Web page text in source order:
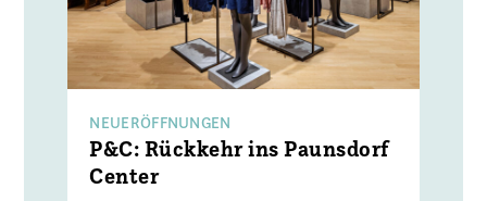
NEUERÖFFNUNGEN
P&C: Rückkehr ins Paunsdorf
Center